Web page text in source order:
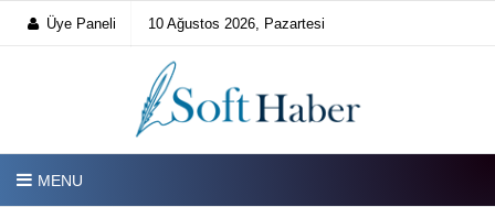
Üye Paneli 10 Ağustos 2026, Pazartesi
MENU